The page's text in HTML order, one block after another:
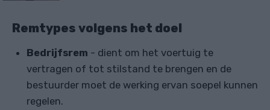
Remtypes volgens het doel
Bedrijfsrem - dient om het voertuig te
vertragen of tot stilstand te brengen en de
bestuurder moet de werking ervan soepel kunnen
regelen.